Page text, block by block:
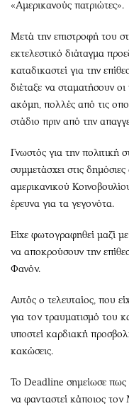
«Αμερικανούς πατριώτες».
Μετά την επιστροφή του
εκτελεστικό διάταγμα
καταδικαστεί για την
διέταξε να σταματήσουν
ακόμη, πολλές από τις
στάδιο πριν από την
Γνωστός για την πολιτική
συμμετάσχει στις
αμερικανικού
έρευνα για τα γεγονότα.
Είχε φωτογραφηθεί μαζί
να αποκρούσουν την
Φανόν.
Αυτός ο τελευταίος, που
για τον τραυματισμό του
υποστεί καρδιακή
κακώσεις.
Το Deadline σημείωσε πως
να φανταστεί κάποιος